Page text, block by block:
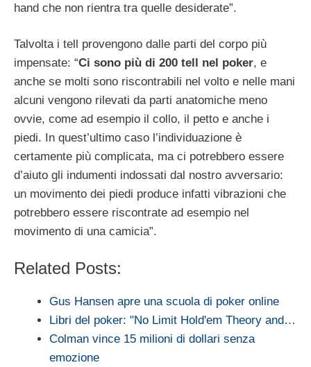
hand che non rientra tra quelle desiderate”.
Talvolta i tell provengono dalle parti del corpo più
impensate: “Ci sono più di 200 tell nel poker, e
anche se molti sono riscontrabili nel volto e nelle mani
alcuni vengono rilevati da parti anatomiche meno
ovvie, come ad esempio il collo, il petto e anche i
piedi. In quest’ultimo caso l’individuazione è
certamente più complicata, ma ci potrebbero essere
d’aiuto gli indumenti indossati dal nostro avversario:
un movimento dei piedi produce infatti vibrazioni che
potrebbero essere riscontrate ad esempio nel
movimento di una camicia”.
Related Posts:
Gus Hansen apre una scuola di poker online
Libri del poker: "No Limit Hold'em Theory and…
Colman vince 15 milioni di dollari senza
emozione